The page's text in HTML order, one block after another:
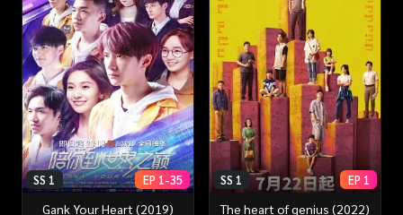
SS 1 EP 1-35
Gank Your Heart (2019)
SS 1 EP 1
The heart of genius (2022)